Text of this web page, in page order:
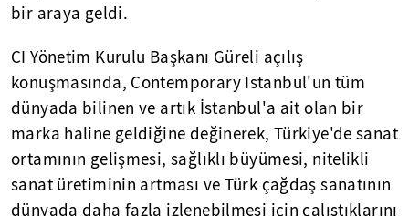
bir araya geldi.
CI Yönetim Kurulu Başkanı Güreli açılış
konuşmasında, Contemporary Istanbul'un tüm
dünyada bilinen ve artık İstanbul'a ait olan bir
marka haline geldiğine değinerek, Türkiye'de sanat
ortamının gelişmesi, sağlıklı büyümesi, nitelikli
sanat üretiminin artması ve Türk çağdaş sanatının
dünyada daha fazla izlenebilmesi için çalıştıklarını